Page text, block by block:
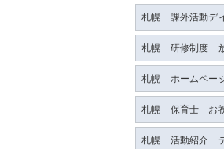
札幌 課外活動デ
札幌 研修制度 放
札幌 ホームペー
札幌 保育士 お
札幌 活動紹介